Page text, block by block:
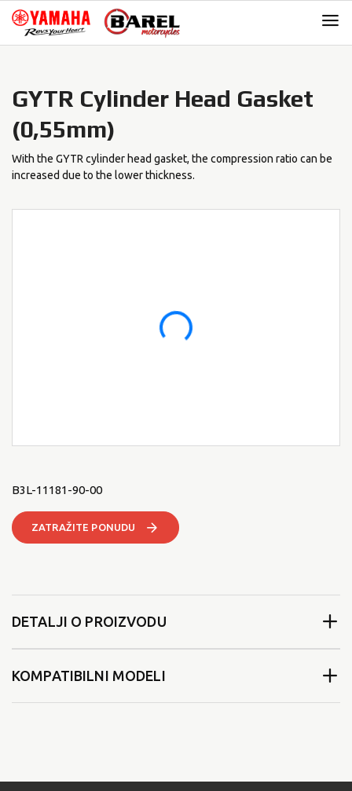
Skip
navigation
Skip
content
GYTR Cylinder Head Gasket
(0,55mm)
With the GYTR cylinder head gasket, the compression ratio can be
increased due to the lower thickness.
B3L-11181-90-00
ZATRAŽITE PONUDU
DETALJI O PROIZVODU
KOMPATIBILNI MODELI